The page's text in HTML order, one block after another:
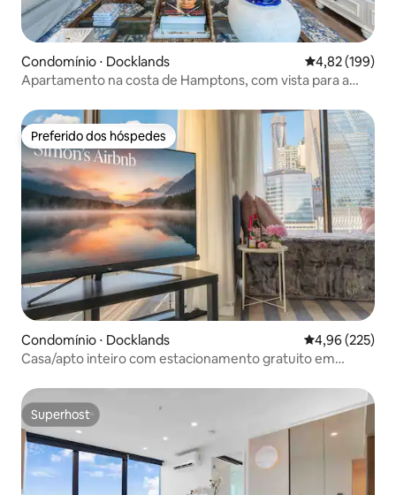
Condomínio ⋅ Docklands 4,82 de uma
4,82 (199)
Apartamento na costa de Hamptons, com vista para a
Preferido dos hóspedes
Preferido dos hóspedes
Condomínio ⋅ Docklands 4,96 de uma
4,96 (225)
Casa/apto inteiro com estacionamento gratuito em
Superhost
Superhost